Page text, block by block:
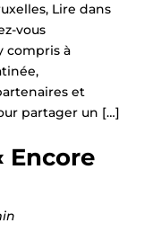
Lire dans
vous
compris à
et
partager un […]
Encore